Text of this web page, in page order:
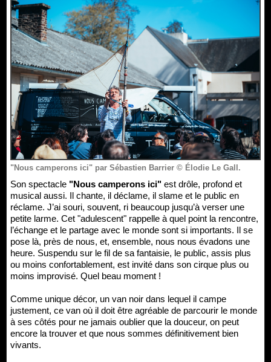
"Nous camperons ici" par Sébastien Barrier © Élodie Le Gall.
Son spectacle "Nous camperons ici" est drôle, profond et
musical aussi. Il chante, il déclame, il slame et le public en
réclame. J’ai souri, souvent, ri beaucoup jusqu’à verser une
petite larme. Cet "adulescent" rappelle à quel point la rencontre,
l’échange et le partage avec le monde sont si importants. Il se
pose là, près de nous, et, ensemble, nous nous évadons une
heure. Suspendu sur le fil de sa fantaisie, le public, assis plus
ou moins confortablement, est invité dans son cirque plus ou
moins improvisé. Quel beau moment !
Comme unique décor, un van noir dans lequel il campe
justement, ce van où il doit être agréable de parcourir le monde
à ses côtés pour ne jamais oublier que la douceur, on peut
encore la trouver et que nous sommes définitivement bien
vivants.